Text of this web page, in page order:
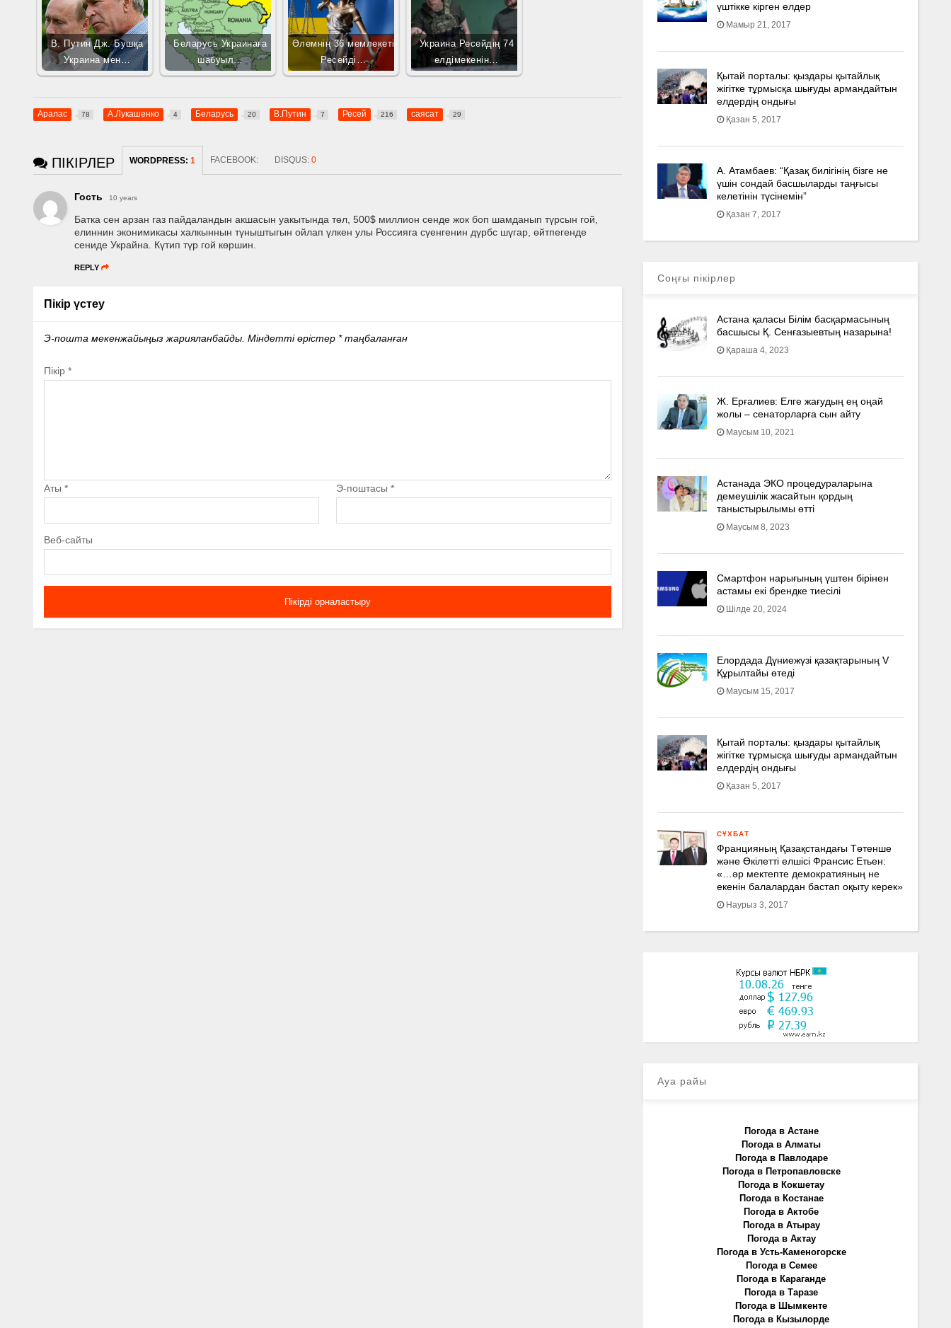
В. Путин Дж. Бушқа
Украина мен…
Беларусь Украинаға
шабуыл…
Әлемнің 36 мемлекеті
Ресейді…
Украина Ресейдің 74
елдімекенін…
Аралас 78 А.Лукашенко 4 Беларусь 20 В.Путин 7 Ресей 216 саясат 29
ПІКІРЛЕР WORDPRESS:1 FACEBOOK: DISQUS:0
Гость 10 years
Батка сен арзан газ пайдаландын акшасын уакытында төл, 500$ миллион сенде жок боп шамданып түрсын гой,
елиннин эконимикасы халкыннын түныштыгын ойлап үлкен улы Россияга сүенгенин дүрбс шүгар, өйтпегенде
сениде Украйна. Күтип түр гой көршин.
REPLY
Пікір үстеу
Э-пошта мекенжайыңыз жарияланбайды.Міндетті өрістер *таңбаланған
Пікір*
Аты* Э-поштасы*
Веб-сайты
үштікке кірген елдер
Мамыр 21, 2017
Қытай порталы: қыздары қытайлық
жігітке тұрмысқа шығуды армандайтын
елдердің ондығы
Қазан 5, 2017
А. Атамбаев: “Қазақ билігінің бізге не
үшін сондай басшыларды таңғысы
келетінін түсінемін”
Қазан 7, 2017
Соңғы пікірлер
Астана қаласы Білім басқармасының
басшысы Қ. Сенғазыевтың назарына!
Қараша 4, 2023
Ж. Ерғалиев: Елге жағудың ең оңай
жолы – сенаторларға сын айту
Маусым 10, 2021
Астанада ЭКО процедураларына
демеушілік жасайтын қордың
таныстырылымы өтті
Маусым 8, 2023
Смартфон нарығының үштен бірінен
астамы екі брендке тиесілі
Шілде 20, 2024
Елордада Дүниежүзі қазақтарының V
Құрылтайы өтеді
Маусым 15, 2017
Қытай порталы: қыздары қытайлық
жігітке тұрмысқа шығуды армандайтын
елдердің ондығы
Қазан 5, 2017
СҰХБАТ
Францияның Қазақстандағы Төтенше
және Өкілетті елшісі Франсис Етьен:
«…әр мектепте демократияның не
екенін балалардан бастап оқыту керек»
Наурыз 3, 2017
Ауа райы
Погода в Астане
Погода в Алматы
Погода в Павлодаре
Погода в Петропавловске
Погода в Кокшетау
Погода в Костанае
Погода в Актобе
Погода в Атырау
Погода в Актау
Погода в Усть-Каменогорске
Погода в Семее
Погода в Караганде
Погода в Таразе
Погода в Шымкенте
Погода в Кызылорде